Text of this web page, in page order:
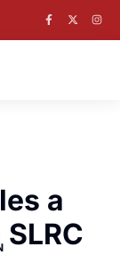
a